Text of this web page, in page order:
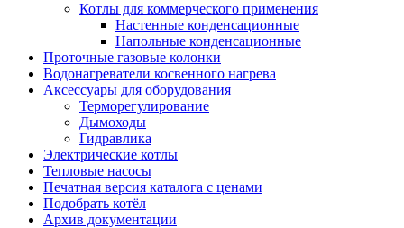
Котлы для коммерческого применения
Настенные конденсационные
Напольные конденсационные
Проточные газовые колонки
Водонагреватели косвенного нагрева
Аксессуары для оборудования
Терморегулирование
Дымоходы
Гидравлика
Электрические котлы
Тепловые насосы
Печатная версия каталога с ценами
Подобрать котёл
Архив документации